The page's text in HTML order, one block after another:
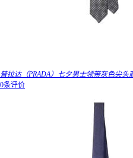
普拉达（PRADA）七夕男士领带灰色尖头
0条评价